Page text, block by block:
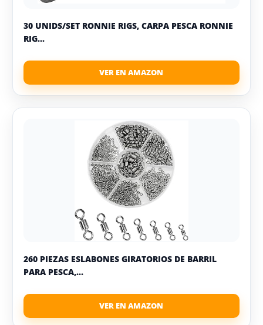
30 UNIDS/SET RONNIE RIGS, CARPA PESCA RONNIE
RIG...
260 PIEZAS ESLABONES GIRATORIOS DE BARRIL
PARA PESCA,...